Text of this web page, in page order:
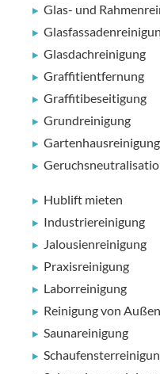
Glas- und
Glasdachreinigung
Graffitientfernung
Graffitibeseitigung
Grundreinigung
Gartenhausreinigung
Hublift mieten
Industriereinigung
Jalousienreinigung
Praxisreinigung
Laborreinigung
Reinigung von
Saunareinigung